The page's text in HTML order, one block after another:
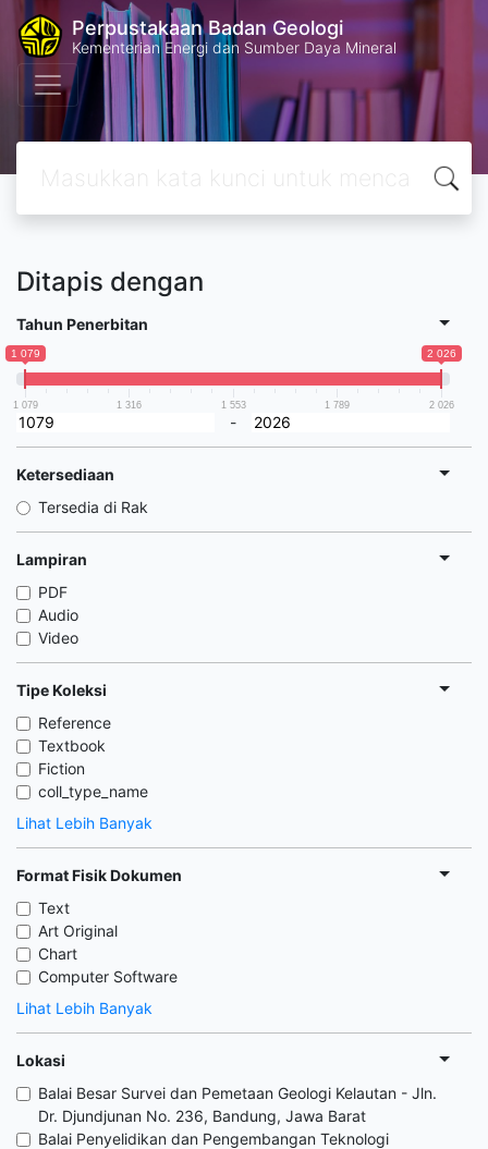
Perpustakaan Badan Geologi
Kementerian Energi dan Sumber Daya Mineral
Ditapis dengan
Tahun Penerbitan
1 079 2 026
1 079 1 316 1 553 1 789 2 026
-
Ketersediaan
Tersedia di Rak
Lampiran
PDF
Audio
Video
Tipe Koleksi
Reference
Textbook
Fiction
coll_type_name
Lihat Lebih Banyak
Format Fisik Dokumen
Text
Art Original
Chart
Computer Software
Lihat Lebih Banyak
Lokasi
Balai Besar Survei dan Pemetaan Geologi Kelautan - Jln.
Dr. Djundjunan No. 236, Bandung, Jawa Barat
Balai Penyelidikan dan Pengembangan Teknologi